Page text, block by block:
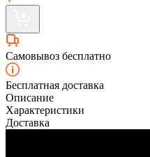
Самовывоз бесплатно
Бесплатная доставка
Описание
Характеристики
Доставка